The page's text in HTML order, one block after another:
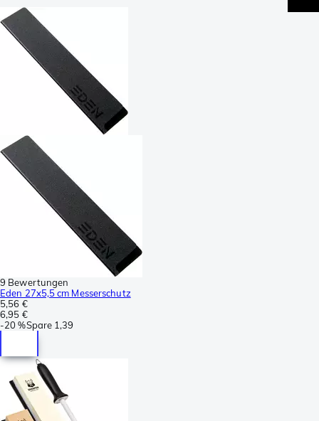
9 Bewertungen
Eden 27x5,5 cm Messerschutz
5,56 €
6,95 €
-20 %Spare 1,39